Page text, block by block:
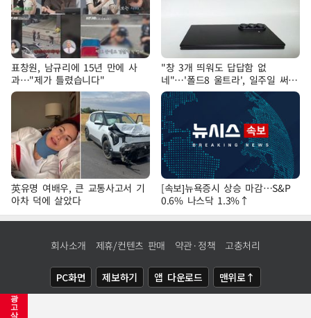
광
고
삭
표창원, 남규리에 15년 만에 사
과…"제가 틀렸습니다"
"창 3개 띄워도 답답함 없
네"…'폴드8 울트라', 일주일 써보
니
英유명 여배우, 큰 교통사고서 기
아차 덕에 살았다
[속보]뉴욕증시 상승 마감…S&P
0.6% 나스닥 1.3%↑
회사소개 제휴/컨텐츠 판매 약관·정책 고충처리
PC화면 제보하기 앱 다운로드 맨위로↑